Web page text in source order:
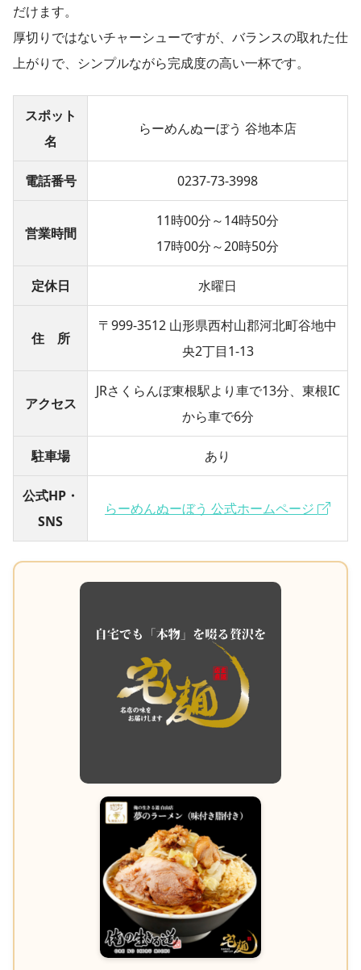
だけます。
厚切りではないチャーシューですが、バランスの取れた仕
上がりで、シンプルながら完成度の高い一杯です。
スポット
名
らーめんぬーぼう 谷地本店
電話番号 0237-73-3998
営業時間
11時00分～14時50分
17時00分～20時50分
定休日 水曜日
住 所
〒999-3512 山形県西村山郡河北町谷地中
央2丁目1-13
アクセス
JRさくらんぼ東根駅より車で13分、東根IC
から車で6分
駐車場 あり
公式HP・
SNS
らーめんぬーぼう 公式ホームページ